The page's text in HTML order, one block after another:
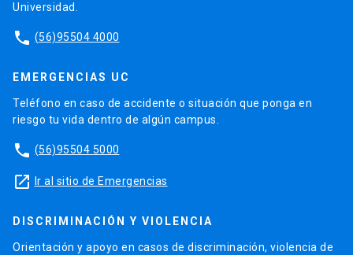
Universidad.
phone (56)95504 4000
EMERGENCIAS UC
Teléfono en caso de accidente o situación que ponga en
riesgo tu vida dentro de algún campus.
phone (56)95504 5000
launch Ir al sitio de Emergencias
DISCRIMINACIÓN Y VIOLENCIA
Orientación y apoyo en casos de discriminación, violencia de